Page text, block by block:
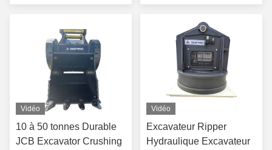
Vidéo
10 à 50 tonnes Durable
JCB Excavator Crushing
Vidéo
Excavateur Ripper
Hydraulique Excavateur